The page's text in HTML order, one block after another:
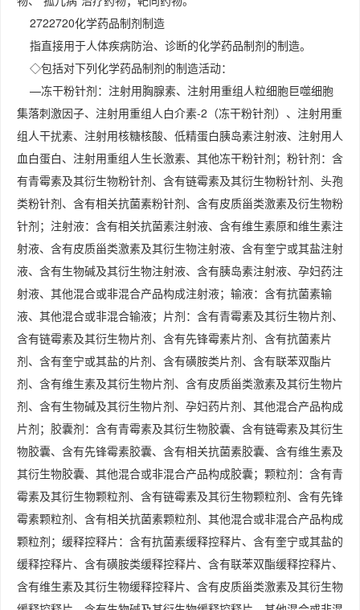
2722720化学药品制剂制造
指直接用于人体疾病防治、诊断的化学药品制剂的制造。
◇包括对下列化学药品制剂的制造活动：
—冻干粉针剂：注射用胸腺素、注射用重组人粒细胞巨噬细胞
集落刺激因子、注射用重组人白介素-2（冻干粉针剂）、注射用重
组人干扰素、注射用核糖核酸、低精蛋白胰岛素注射液、注射用人
血白蛋白、注射用重组人生长激素、其他冻干粉针剂；粉针剂：含
有青霉素及其衍生物粉针剂、含有链霉素及其衍生物粉针剂、头孢
类粉针剂、含有相关抗菌素粉针剂、含有皮质甾类激素及衍生物粉
针剂；注射液：含有相关抗菌素注射液、含有维生素原和维生素注
射液、含有皮质甾类激素及其衍生物注射液、含有奎宁或其盐注射
液、含有生物碱及其衍生物注射液、含有胰岛素注射液、孕妇药注
射液、其他混合或非混合产品构成注射液；输液：含有抗菌素输
液、其他混合或非混合输液；片剂：含有青霉素及其衍生物片剂、
含有链霉素及其衍生物片剂、含有先锋霉素片剂、含有抗菌素片
剂、含有奎宁或其盐的片剂、含有磺胺类片剂、含有联苯双酯片
剂、含有维生素及其衍生物片剂、含有皮质甾类激素及其衍生物片
剂、含有生物碱及其衍生物片剂、孕妇药片剂、其他混合产品构成
片剂；胶囊剂：含有青霉素及其衍生物胶囊、含有链霉素及其衍生
物胶囊、含有先锋霉素胶囊、含有相关抗菌素胶囊、含有维生素及
其衍生物胶囊、其他混合或非混合产品构成胶囊；颗粒剂：含有青
霉素及其衍生物颗粒剂、含有链霉素及其衍生物颗粒剂、含有先锋
霉素颗粒剂、含有相关抗菌素颗粒剂、其他混合或非混合产品构成
颗粒剂；缓释控释片：含有抗菌素缓释控释片、含有奎宁或其盐的
缓释控释片、含有磺胺类缓释控释片、含有联苯双酯缓释控释片、
含有维生素及其衍生物缓释控释片、含有皮质甾类激素及其衍生物